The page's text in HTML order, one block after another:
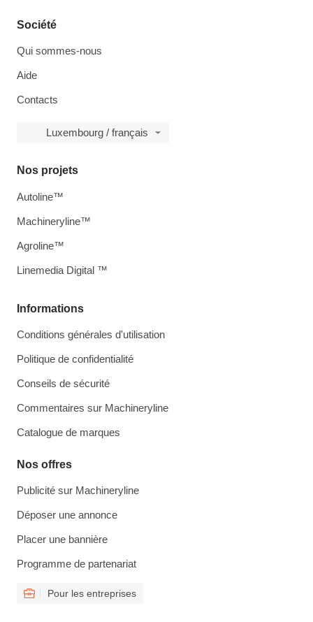
Société
Qui sommes-nous
Aide
Contacts
Luxembourg / français
Informations
Conditions générales d'utilisation
Politique de confidentialité
Conseils de sécurité
Commentaires sur Machineryline
Catalogue de marques
Nos offres
Publicité sur Machineryline
Déposer une annonce
Placer une bannière
Programme de partenariat
Pour les entreprises
Nos projets
Autoline™
Machineryline™
Agroline™
Linemedia Digital ™